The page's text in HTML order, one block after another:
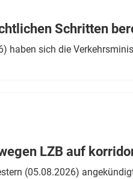
Schritten
haben sich die
LZB auf
(05.08.2026)